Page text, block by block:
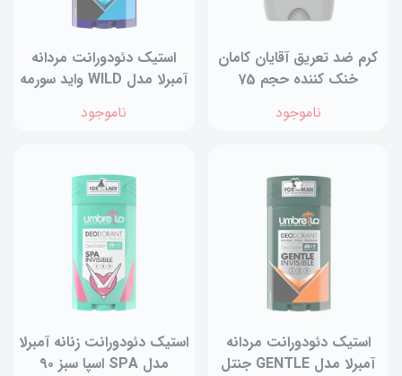
کرم ضد تعریق آقایان کامان
خنک کننده حجم 75
میلی‌لیتر
ناموجود
استیک دئودورانت‌ مردانه
آمبرلا مدل WILD واید سورمه
ناموجود
استيك دئودورانت‌ مردانه
آمبرلا مدل GENTLE جنتل
استیک دئودورانت‌ زنانه آمبرلا
مدل SPA اسپا سبز ۹۰